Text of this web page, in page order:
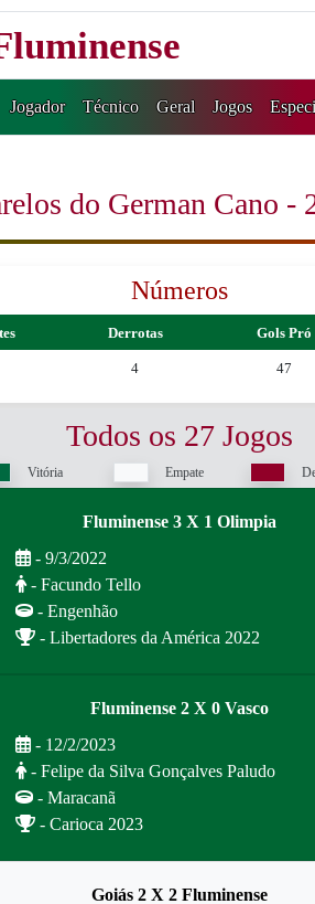
Jogador Técnico Geral Jogos
do German Cano -
Números
Derrotas Gols Pró
4 47
Todos os 27 Jogos
Vitória Empate
Fluminense 3 X 1 Olimpia
- 9/3/2022
- Facundo Tello
- Engenhão
- Libertadores da América 2022
Fluminense 2 X 0 Vasco
- 12/2/2023
- Felipe da Silva Gonçalves Paludo
- Maracanã
- Carioca 2023
Goiás 2 X 2 Fluminense